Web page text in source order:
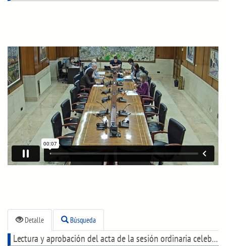
Detalle Búsqueda
Lectura y aprobación del acta de la sesión ordinaria celebrada el día 18 de febrero de 2026.